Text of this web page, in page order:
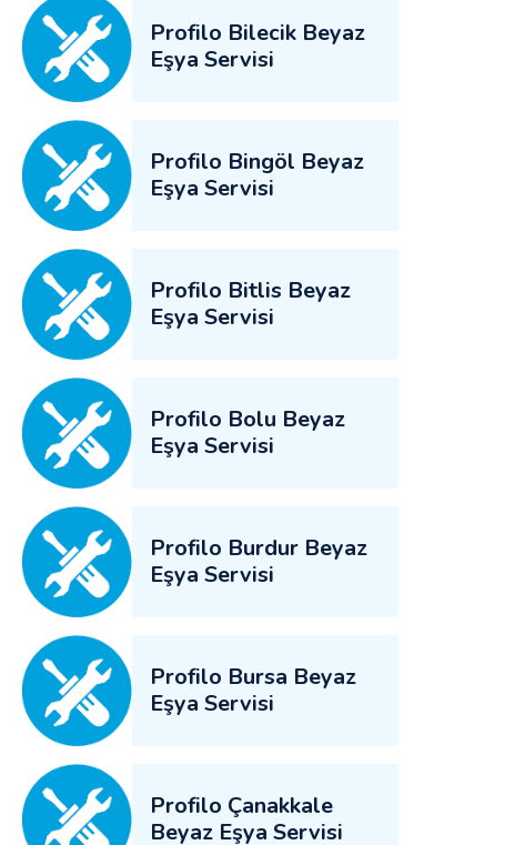
Profilo Bilecik Beyaz
Eşya Servisi
Profilo Bingöl Beyaz
Eşya Servisi
Profilo Bitlis Beyaz
Eşya Servisi
Profilo Bolu Beyaz
Eşya Servisi
Profilo Burdur Beyaz
Eşya Servisi
Profilo Bursa Beyaz
Eşya Servisi
Profilo Çanakkale
Beyaz Eşya Servisi